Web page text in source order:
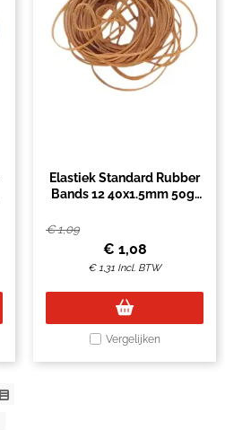
Elastiek Standard Rubber
Bands 12 40x1.5mm 50gr
€1,09
€ 1,08
€1,31 Incl. BTW
Vergelijken